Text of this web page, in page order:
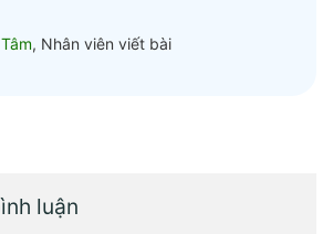
, Nhân viên viết bài
luận